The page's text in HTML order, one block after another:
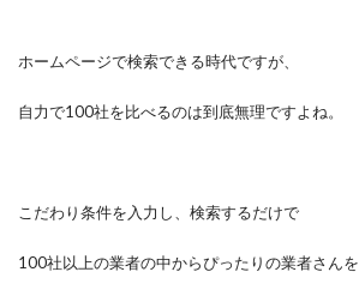
ホームページで検索できる時代ですが、
自力で100社を比べるのは到底無理ですよね。
こだわり条件を入力し、検索するだけで
100社以上の業者の中からぴったりの業者さんを